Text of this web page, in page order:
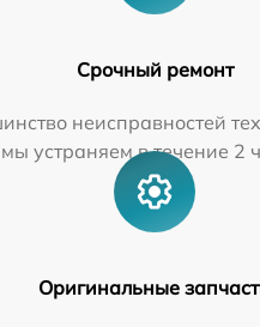
Срочный ремонт
неисправностей
мы устраняем в течение 2
Оригинальные